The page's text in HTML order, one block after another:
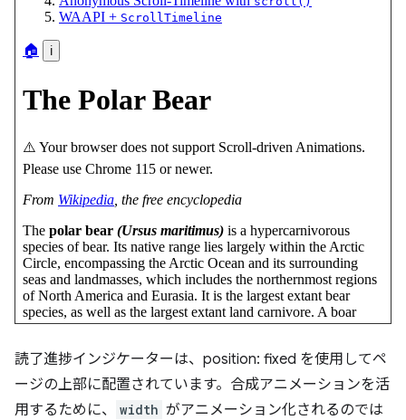
読了進捗インジケーターは、position: fixed を使用してペ
ージの上部に配置されています。合成アニメーションを活
用するために、
width がアニメーション化されるのでは